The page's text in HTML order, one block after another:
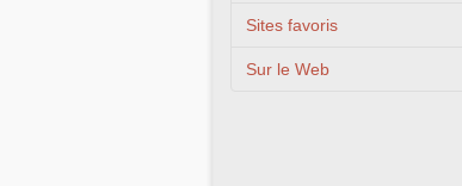
Sites favoris
Sur le Web